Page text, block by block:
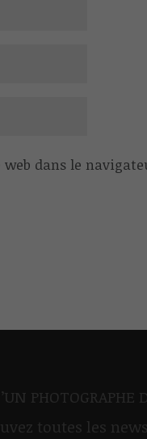
dans le
toutes les